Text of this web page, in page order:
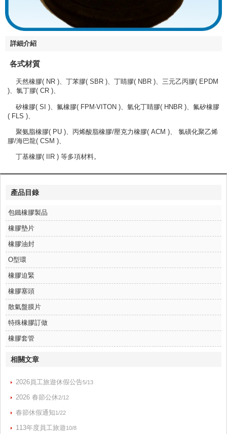
詳細介紹
各式材質
天然橡膠( NR )、丁苯膠( SBR )、丁睛膠( NBR )、三元乙丙膠( EPDM
)、氯丁膠( CR )、
矽橡膠( SI )、氟橡膠( FPM‧VITON )、氫化丁睛膠( HNBR )、氟矽橡膠
( FLS )、
聚氨脂橡膠( PU )、丙烯酸脂橡膠/壓克力橡膠( ACM )、 氯磺化聚乙烯
膠/海巴龍( CSM )、
丁基橡膠( IIR ) 等多項材料。
產品目錄
包鐵橡膠製品
橡膠墊片
橡膠油封
O型環
橡膠迫緊
橡膠塞頭
散氣盤膜片
特殊橡膠訂做
橡膠套管
相關文章
2026員工旅遊休假公告5/13
2026 春節公休2/12
春節休假通知1/22
113年度員工旅遊10/8